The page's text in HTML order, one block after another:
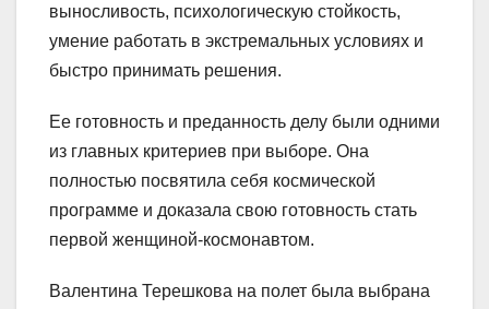
выносливость, психологическую стойкость,
умение работать в экстремальных условиях и
быстро принимать решения.
Ее готовность и преданность делу были одними
из главных критериев при выборе. Она
полностью посвятила себя космической
программе и доказала свою готовность стать
первой женщиной-космонавтом.
Валентина Терешкова на полет была выбрана